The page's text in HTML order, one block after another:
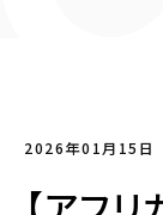
2026年01月15日